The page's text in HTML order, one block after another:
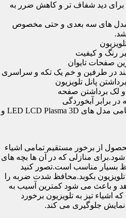
برای دید شفاف تر و کاهش ضرر به
مدل های سه بعدی و حتی مخصوص
صفحات تایوان
پانل تلویزیون
لک برداشتن صفحه
برابر آبخوردگی
مناسب جهت استفاده تمامی مدل های LED LCD Plasma 3D و
از برخور مستقیم تمامی اشیاء
منازلی که در آن ها بچه های
بسیار مناسب است.تصور کنید
بکوبد.محافظ شدت ضربه را
و باعث می شود کمترین آسیب به
اشیاء تیز به تلویزیون برخورد
جلوگیری می کند.